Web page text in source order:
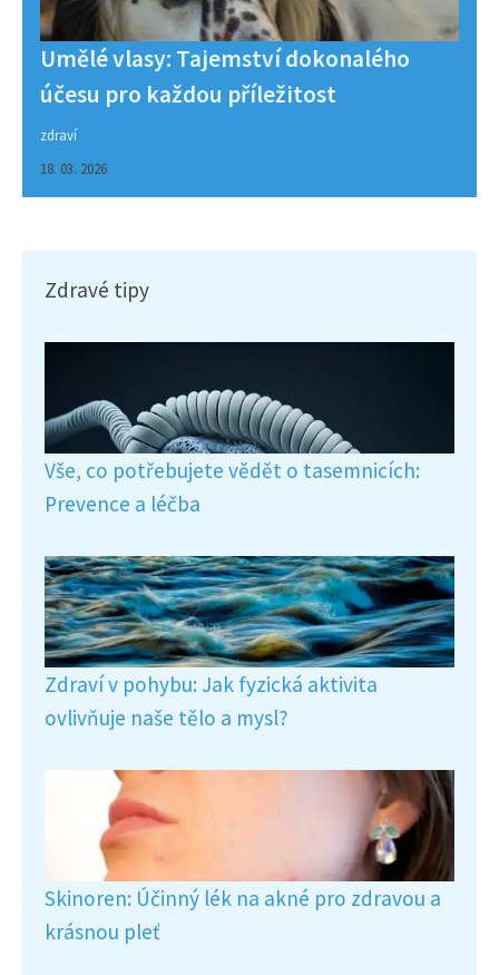
Umělé vlasy: Tajemství dokonalého
účesu pro každou příležitost
zdraví
18. 03. 2026
Zdravé tipy
Vše, co potřebujete vědět o tasemnicích:
Prevence a léčba
Zdraví v pohybu: Jak fyzická aktivita
ovlivňuje naše tělo a mysl?
Skinoren: Účinný lék na akné pro zdravou a
krásnou pleť